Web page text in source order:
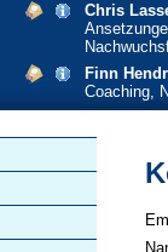
Chris
Finn
Coaching,